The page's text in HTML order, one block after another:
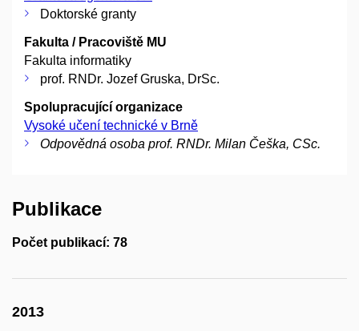
Doktorské granty
Fakulta / Pracoviště MU
Fakulta informatiky
prof. RNDr. Jozef Gruska, DrSc.
Spolupracující organizace
Vysoké učení technické v Brně
Odpovědná osoba prof. RNDr. Milan Češka, CSc.
Publikace
Počet publikací: 78
2013